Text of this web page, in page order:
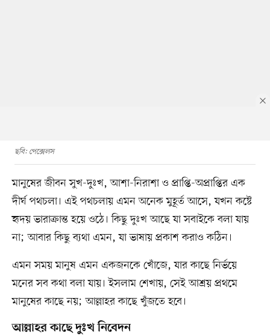
ছবি: পেক্সেলস
মানুষের জীবন সুখ-দুঃখ, আশা-নিরাশা ও প্রাপ্তি-অপ্রাপ্তির এক
দীর্ঘ পথচলা। এই পথচলায় এমন অনেক মুহূর্ত আসে, যখন কষ্টে
হৃদয় ভারাক্রান্ত হয়ে ওঠে। কিছু দুঃখ আছে যা সবাইকে বলা যায়
না; আবার কিছু ব্যথা এমন, যা ভাষায় প্রকাশ করাও কঠিন।
এমন সময় মানুষ এমন একজনকে খোঁজে, যার কাছে নির্ভয়ে
মনের সব কথা বলা যায়। ইসলাম শেখায়, সেই আশ্রয় প্রথমে
মানুষের কাছে নয়; আল্লাহর কাছে খুঁজতে হবে।
আল্লাহর কাছে দুঃখ নিবেদন